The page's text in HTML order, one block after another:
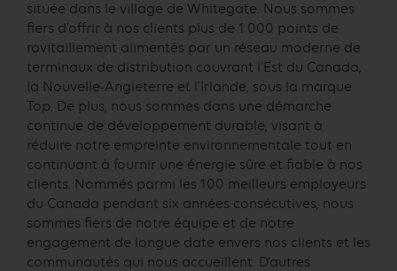
située dans le village de Whitegate. Nous sommes
fiers d’offrir à nos clients plus de 1 000 points de
ravitaillement alimentés par un réseau moderne de
terminaux de distribution couvrant l’Est du Canada,
la Nouvelle-Angleterre et l’Irlande, sous la marque
Top. De plus, nous sommes dans une démarche
continue de développement durable, visant à
réduire notre empreinte environnementale tout en
continuant à fournir une énergie sûre et fiable à nos
clients. Nommés parmi les 100 meilleurs employeurs
du Canada pendant six années consécutives, nous
sommes fiers de notre équipe et de notre
engagement de longue date envers nos clients et les
communautés qui nous accueillent. D’autres